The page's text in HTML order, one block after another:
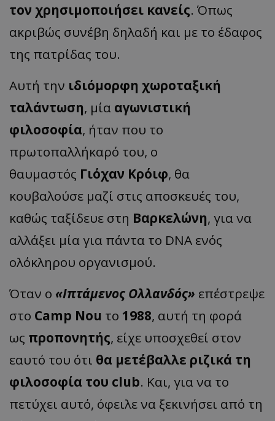
τον χρησιμοποιήσει κανείς. Όπως
ακριβώς συνέβη δηλαδή και με το έδαφος
της πατρίδας του.
Αυτή την ιδιόμορφη χωροταξική
ταλάντωση, μία αγωνιστική
φιλοσοφία, ήταν που το
πρωτοπαλλήκαρό του, ο
θαυμαστός Γιόχαν Κρόιφ, θα
κουβαλούσε μαζί στις αποσκευές του,
καθώς ταξίδευε στη Βαρκελώνη, για να
αλλάξει μία για πάντα το DNA ενός
ολόκληρου οργανισμού.
Όταν ο «Ιπτάμενος Ολλανδός» επέστρεψε
στο Camp Nou το 1988, αυτή τη φορά
ως προπονητής, είχε υποσχεθεί στον
εαυτό του ότι θα μετέβαλλε ριζικά τη
φιλοσοφία του club. Και, για να το
πετύχει αυτό, όφειλε να ξεκινήσει από τη